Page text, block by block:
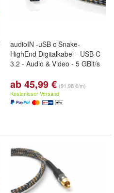
audioIN -uSB c Snake-
HighEnd Digitalkabel - USB C
3.2 - Audio & Video - 5 GBit/s
ab 45,99 € (91,98 €/m)
Kostenloser Versand